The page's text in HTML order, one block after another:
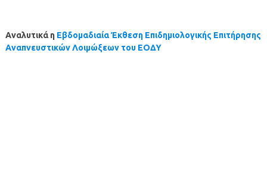
Αναλυτικά η Εβδομαδιαία Έκθεση Επιδημιολογικής Επιτήρησης
Αναπνευστικών Λοιμώξεων του ΕΟΔΥ